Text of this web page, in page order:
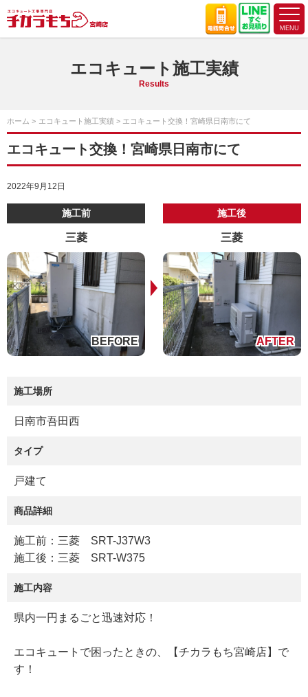
エコキュート施工実績
Results
ホーム エコキュート施工実績 エコキュート交換！宮崎県日南市にて
エコキュート交換！宮崎県日南市にて
2022年9月12日
施工前
三菱
施工後
三菱
施工場所
日南市吾田西
タイプ
戸建て
商品詳細
施工前：三菱 SRT-J37W3
施工後：三菱 SRT-W375
施工内容
県内一円まるごと迅速対応！
エコキュートで困ったときの、【チカラもち宮崎店】で
す！